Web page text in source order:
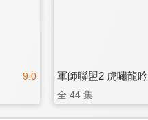
9.0 軍師聯盟2 虎嘯龍吟
全 44 集